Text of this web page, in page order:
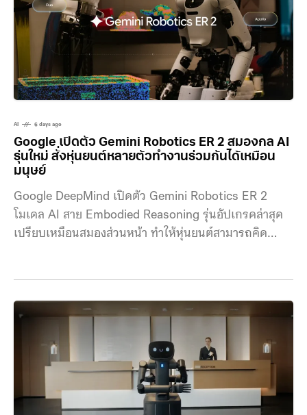
AI 6 days ago
Google เปิดตัว Gemini Robotics ER 2 สมองกล AI
รุ่นใหม่ สั่งหุ่นยนต์หลายตัวทำงานร่วมกันได้เหมือน
มนุษย์
Google DeepMind เปิดตัว Gemini Robotics ER 2
โมเดล AI สาย Embodied Reasoning รุ่นอัปเกรดล่าสุด
เปรียบเหมือนสมองส่วนหน้า ทำให้หุ่นยนต์สามารถคิด
ในชีวิตจริงเป็นเรื่องยากมาก เพราะโลกจริงมีความชะงัก
และยุ่งเหยิงตลอดเวลา แต่ Gemini Robotics ER